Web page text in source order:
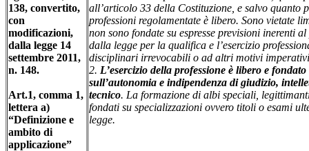
138, convertito,
con
modificazioni,
dalla legge 14
settembre 2011,
n. 148.
Art.1, comma 1,
lettera a)
“Definizione e
ambito di
applicazione”
all’articolo 33 della Costituzione, e salvo quanto
professioni regolamentate è libero. Sono vietate
non sono fondate su espresse previsioni inerenti
dalla legge per la qualifica e l’esercizio
disciplinari irrevocabili o ad altri motivi imperativi
2. L’esercizio della professione è libero e fondato
sull’autonomia e indipendenza di giudizio,
tecnico. La formazione di albi speciali,
fondati su specializzazioni ovvero titoli o esami
legge.